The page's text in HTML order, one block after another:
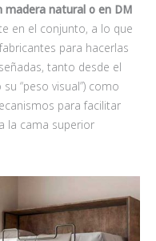
madera natural o en DM
en el conjunto, a lo que
para hacerlas
tanto desde el
“peso visual”) como
para facilitar
la cama superior